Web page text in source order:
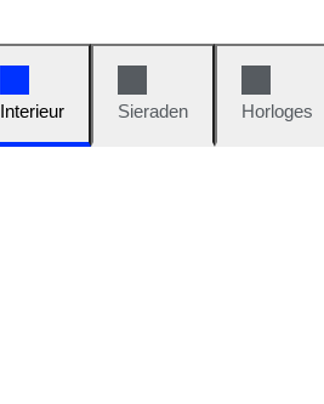
Interieur Sieraden Horloges